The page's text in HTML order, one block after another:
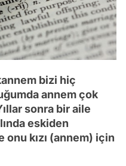
bizi hiç
annem çok
sonra bir aile
eskiden
onu kızı (annem) için